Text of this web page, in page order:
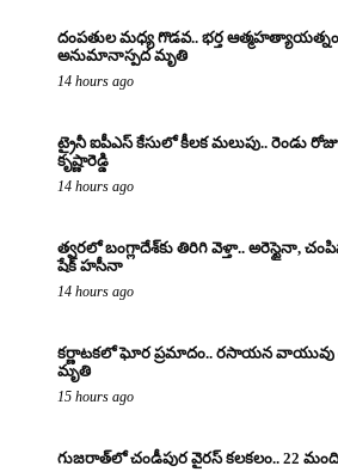
దంపతుల మధ్య గొడవ.. భర్త
అనుమానాస్పద మృతి
14 hours ago
ట్రైనీ ఐపీఎస్ కేసులో కీలక మలుపు.. రెండు
కృష్ణారెడ్డి
14 hours ago
త్వరలో బంగ్లాదేశ్‌కు తిరిగి వెళ్తా.. అరెస్టైనా,
షేక్ హసీనా
14 hours ago
కర్ణాటకలో ఘోర ప్రమాదం.. రసాయన వాయువు
మృతి
15 hours ago
గుజరాత్‌లో చండీపుర వైరస్ కలకలం.. 22